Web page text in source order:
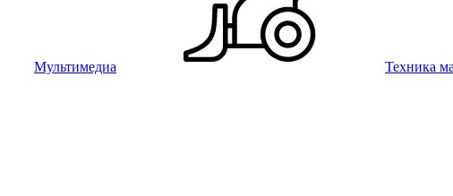
Мультимедиа Техника